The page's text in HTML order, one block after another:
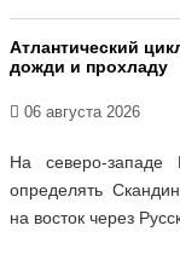
Атлантический
дожди и прохладу
06 августа 2026
На северо-
определять
на восток через